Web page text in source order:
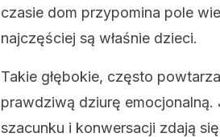
czasie dom przypomina pole
najczęściej są właśnie dzieci.
Takie głębokie, często
prawdziwą dziurę
szacunku i konwersacji zdają